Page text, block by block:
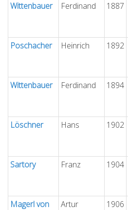
Wittenbauer
Ferdinand 1887
Poschacher
Heinrich 1892
Wittenbauer
Ferdinand 1894
Löschner
Hans 1902
Sartory
Franz 1904
Magerl von
Artur 1906